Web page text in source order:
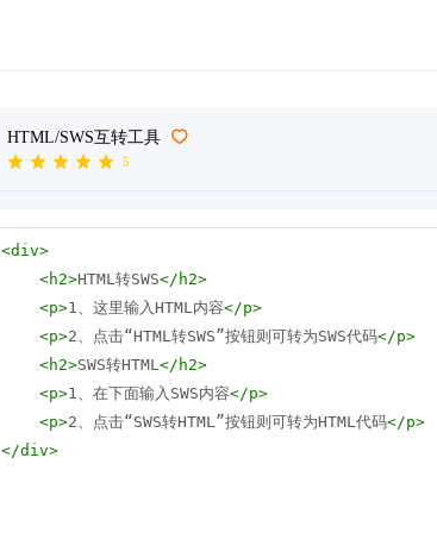
HTML/SWS互转工具
5
<div>
<h2>HTML转SWS</ h2>
<p>1、这里输入HTML内容</p>
<p>2、点击“HTML转SWS”按钮则可转为SWS代码</p>
<h2>SWS转HTML</ h2>
<p>1、在下面输入SWS内容</p>
<p>2、点击“SWS转HTML”按钮则可转为HTML代码</p>
</div>